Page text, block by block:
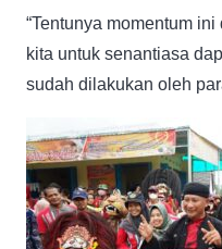
“Tentunya momentum
kita untuk senantiasa
sudah dilakukan oleh